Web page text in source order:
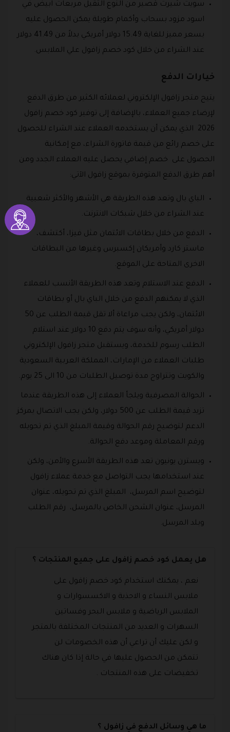
سويت شيرت قصير من النوع الثقيل مربعات ابيض في
اسود مزود بسحاب وأكمام طويلة يمكن الحصول عليه
بسعر مميز للغاية 15.49 دولار أمريكي بدلاً من 41.49 دولار
عند الشراء من خلال كود خصم زافول علي الملابس.
خيارات الدفع
يتيح متجر زافول الإلكتروني لعملائه الكثير من طرق الدفع
لإرضاء جميع العملاء، بالإضافة إلى توفير كود خصم زافول
2026 الذي يمكن أن يستخدمه العملاء عند الشراء للحصول
على خصم رائع من قيمة فاتورة الشراء، مع إمكانية
الحصول على خصم إضافي يحصل عليه العملاء الجدد ومن
أهم طرق الدفع المتوفرة بموقع زافول الآتي:
الباي بال وتعد هذه الطريقة هي الأشهر والأكثر شعبية
عند الشراء من خلال شبكات الانترنت.
الدفع من خلال بطاقات الائتمان مثل فيزا، أكتشف،
ماستر كارد وأمريكان إكسبرس وغيرها من البطاقات
الاخرى المتاحة على الموقع.
الدفع عند الاستلام وتعد هذه الطريقة الأنسب للعملاء
الذي لا يمكنهم الدفع من خلال الباي بال أو بطاقات
الائتمان، ولكن يجب مراعاة ألا تقل قيمة الطلب عن 50
دولار أمريكي، وأنه سوف يتم دفع 10 دولار عند استلام
الطلب رسوم للخدمة، ويستقبل متجر زافول الإلكتروني
طلبات العملاء من الإمارات، المملكة العربية السعودية
والكويت وتتراوح مدة توصيل الطلبات من 10 الى 25 يوم.
الحوالة المصرفية ويلجأ العملاء إلى هذه الطريقة عندما
تزيد قيمة الطلب عن 500 دولار، ولكن يجب الاتصال بمركز
الدعم لتوضيح رقم الحوالة وقيمة المبلغ الذي تم تحويله
ورقم المعاملة وموعد دفع الحوالة.
ويسترن يونيون تعد هذه الطريقة الأسرع والأمن، ولكن
عند استخدامها يجب التواصل مع خدمة عملاء زافول
لتوضيح اسم المرسل، المبلغ الذي تم تحويله، عنوان
المرسل، عنوان الشحن الخاص بالمرسل، رقم الطلب
وبلد المرسل.
هل يعمل كود خصم زافول على جميع المنتجات ؟
نعم ، يمكنك استخدام كود خصم زافول على
ملابس النساء و الاحذية و الاكسسوارات و
الملابس الرياضية و ملابس البحر وفساتين
السهرات و العديد من المنتجات المختلفة بالمتجر
و لكن عليك أن تراعي أن هذه الخصومات لن
تتمكن من الحصول عليها في حالة إذا كان هناك
تخفيضات على هذه المنتجات .
ما هي وسائل الدفع في زافول ؟